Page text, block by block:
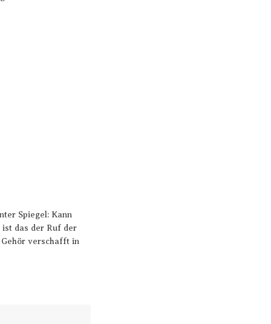
Spiegel: Kann
ist das der Ruf der
Gehör verschafft in